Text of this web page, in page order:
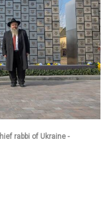
rabbi of Ukraine -